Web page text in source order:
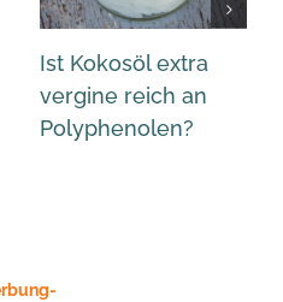
Ist Kokosöl extra
vergine reich an
Polyphenolen?